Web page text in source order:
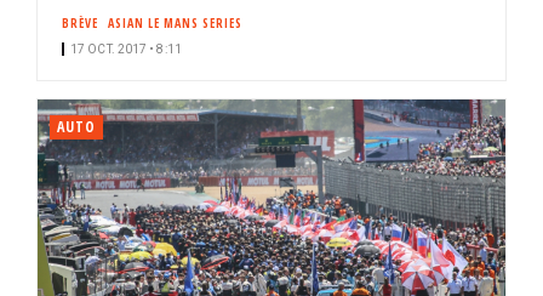
BRÈVE ASIAN LE MANS SERIES
17 OCT. 2017 • 8:11
AUTO